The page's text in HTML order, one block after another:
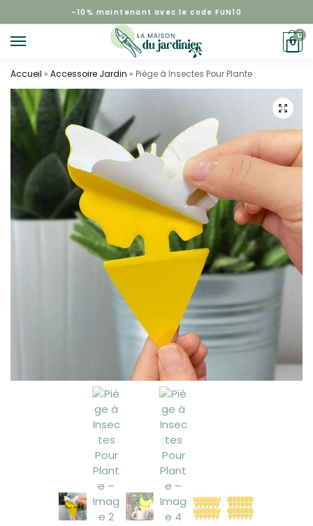
–10% maintenant avec le code FUN10
0
0
Accueil » Accessoire Jardin » Piège à Insectes Pour Plante